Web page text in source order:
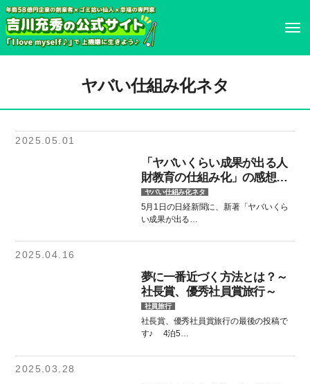
プロフィール
プロフィール
ヤバい仕組み化ネタ
2025.05.01
「ヤバいくらい成果が出る人
財教育の仕組み化」の感想
と、日経広告♪
ヤバい仕組み化ネタ
5月1日の日経新聞に、新著「ヤバいくら
い成果が出る…
2025.04.16
夢に一番近づく方法とは？～
社長賞、優秀社員賞旅行～
社員旅行
社長賞、優秀社員賞旅行の最後の投稿で
す♪ 4泊5…
2025.03.28